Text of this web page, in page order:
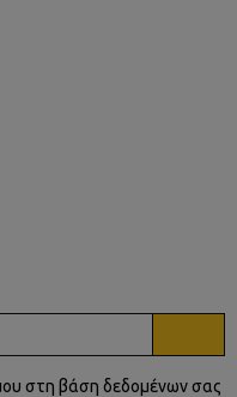
στη βάση δεδομένων σας